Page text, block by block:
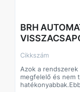
BRH
Cikkszám
Azok a
megfelelő és nem